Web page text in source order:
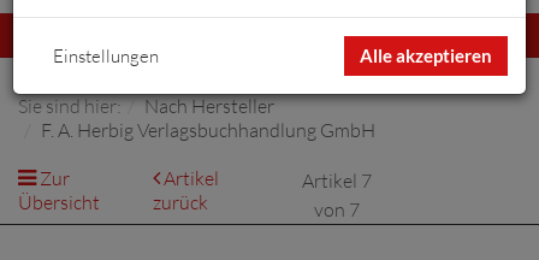
umschalten
Sie sind hier:
Nach Hersteller
F. A. Herbig Verlagsbuchhandlung GmbH
Zur
Übersicht
Artikel
zurück
Artikel 7
von 7
Alle akzeptieren
Einstellungen